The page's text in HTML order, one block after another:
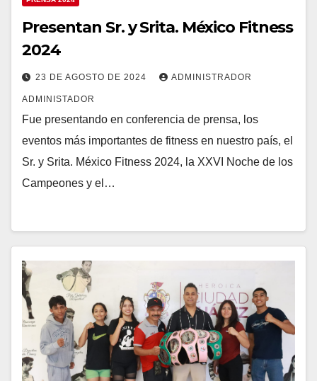
Presentan Sr. y Srita. México Fitness
2024
23 DE AGOSTO DE 2024 ADMINISTRADOR
ADMINISTADOR
Fue presentando en conferencia de prensa, los
eventos más importantes de fitness en nuestro país, el
Sr. y Srita. México Fitness 2024, la XXVI Noche de los
Campeones y el…